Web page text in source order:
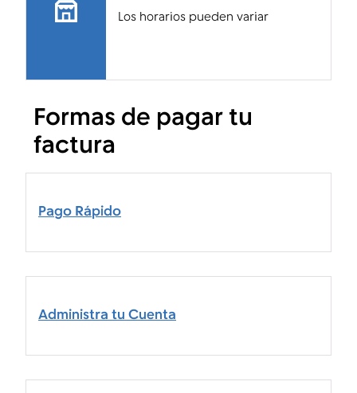
Los horarios pueden variar
Formas de pagar tu
factura
Pago Rápido
Administra tu Cuenta